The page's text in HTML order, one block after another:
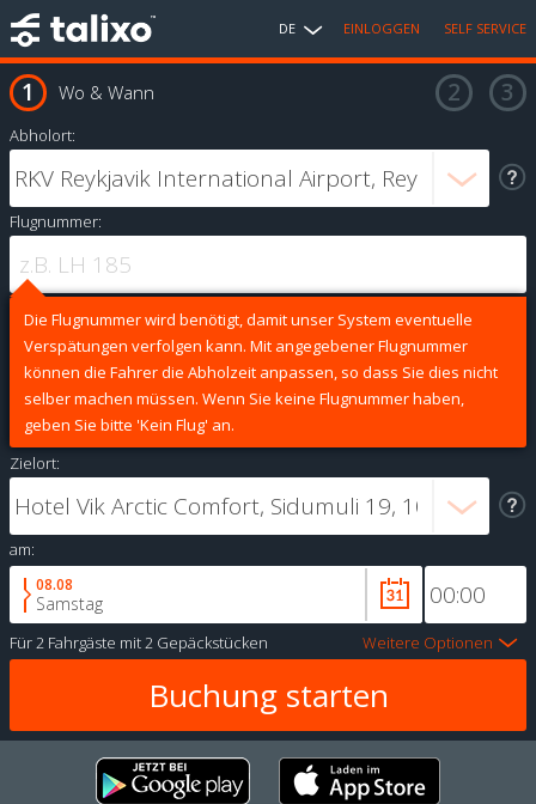
DE EINLOGGEN SELF SERVICE
Wo & Wann
Abholort:
Flugnummer:
Die Flugnummer wird benötigt, damit unser System eventuelle
Verspätungen verfolgen kann. Mit angegebener Flugnummer
können die Fahrer die Abholzeit anpassen, so dass Sie dies nicht
selber machen müssen. Wenn Sie keine Flugnummer haben,
geben Sie bitte 'Kein Flug' an.
Zielort:
am:
08.08
Samstag
Für2 Fahrgäste mit2 Gepäckstücken Weitere Optionen